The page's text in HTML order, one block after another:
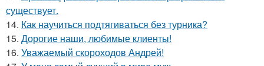
существует.
14. Как научиться подтягиваться без турника?
15. Дорогие наши, любимые клиенты!
16. Уважаемый скороходов Андрей!